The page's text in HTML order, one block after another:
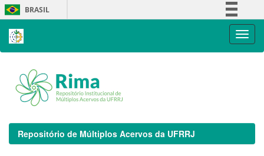
Skip
navigation
BRASIL
Repositório de Múltiplos Acervos da UFRRJ